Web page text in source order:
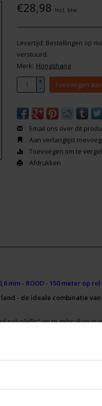
€28,98 Incl. btw
Levertijd: Bestellingen op
verstuurd.
Merk: Hongshang
+
- Toevoegen
Email ons over dit
Aan verlanglijst
Toevoegen om te
Afdrukken
mm - ROOD - 150 meter op
- de ideale combinatie
polyolefin" en te gebruiken in